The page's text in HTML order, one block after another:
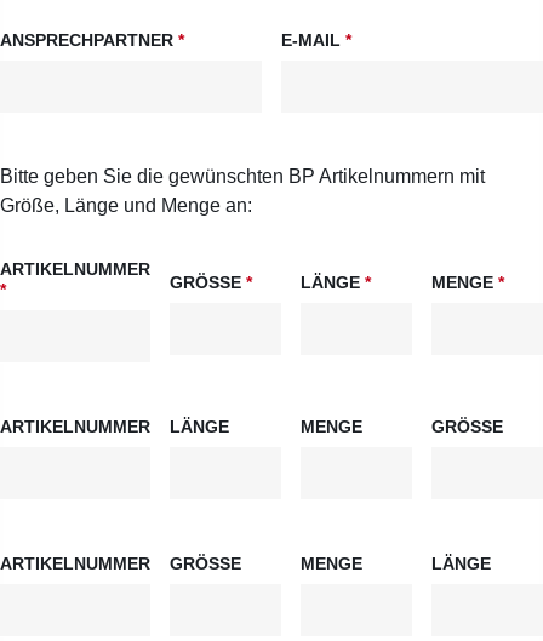
ANSPRECHPARTNER * E-MAIL *
Bitte geben Sie die gewünschten BP Artikelnummern mit
Größe, Länge und Menge an:
ARTIKELNUMMER
*
GRÖSSE * LÄNGE * MENGE *
ARTIKELNUMMER LÄNGE MENGE GRÖSSE
ARTIKELNUMMER GRÖSSE MENGE LÄNGE